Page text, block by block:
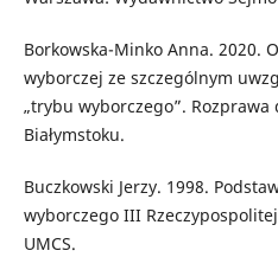
Borkowska-Minko Anna. 2020.
wyborczej ze szczególnym
„trybu wyborczego”.
Białymstoku.
Buczkowski Jerzy. 1998.
wyborczego III
UMCS.